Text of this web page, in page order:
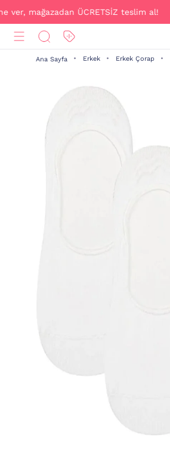
mağazadan ÜCRETSİZ teslim al!
Ana Sayfa Erkek Erkek Çorap